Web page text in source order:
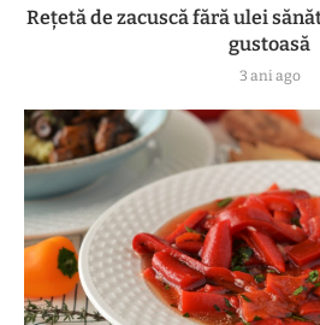
Rețetă de zacuscă fără ulei
gustoasă
3 ani ago